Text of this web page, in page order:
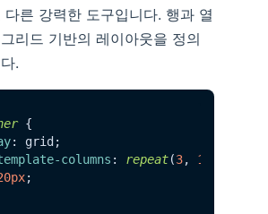
다른 강력한 도구입니다. 행과 열
리드 기반의 레이아웃을 정의
.
{
: grid;
columns : repeat(3, 1
;